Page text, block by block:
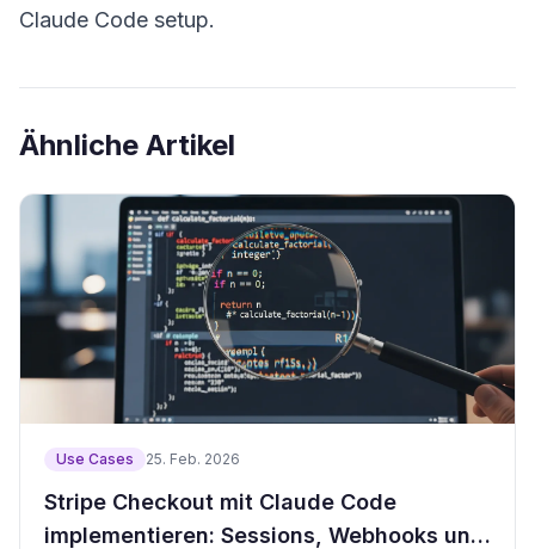
Claude Code setup.
Ähnliche Artikel
Use Cases 25. Feb. 2026
Stripe Checkout mit Claude Code
implementieren: Sessions, Webhooks und